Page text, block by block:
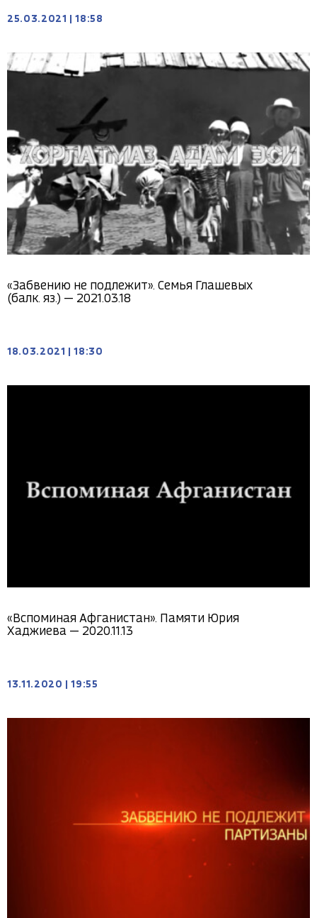
25.03.2021 18:58
«Забвению не подлежит». Семья Глашевых
(балк. яз.) — 2021.03.18
18.03.2021 18:30
«Вспоминая Афганистан». Памяти Юрия
Хаджиева — 2020.11.13
13.11.2020 19:55